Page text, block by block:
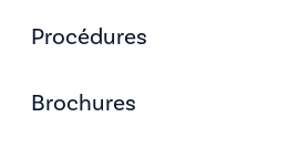
Procédures
Brochures